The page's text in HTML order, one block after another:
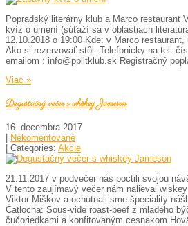
Popradský literárny klub a Marco restaurant
kvíz o umení (súťaží sa v oblastiach
12.10.2018 o 19:00 Kde: v Marco
Ako si rezervovať stôl: Telefonicky na tel.
emailom : info@pplitklub.sk Registračný
Viac »
Degustačný večer s whiskey Jameson
16. decembra 2017
Nekomentované
| Categories: Akcie
21.11.2017 v podvečer nás poctili svojou
V tento zaujímavý večer nám nalieval
Viktor Miškov a ochutnali sme špeciality
Čatlocha: Sous-vide roast-beef z mladého
čučoriedkami a konfitovaným cesnakom